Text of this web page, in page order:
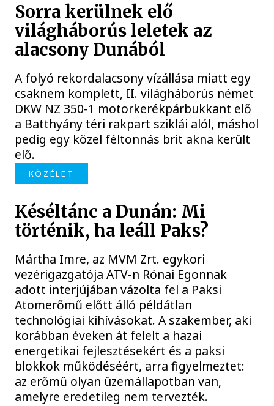
Sorra kerülnek elő
világháborús leletek az
alacsony Dunából
A folyó rekordalacsony vízállása miatt egy
csaknem komplett, II. világháborús német
DKW NZ 350-1 motorkerékpárbukkant elő
a Batthyány téri rakpart sziklái alól, máshol
pedig egy közel féltonnás brit akna került
elő.
KÖZÉLET
Késéltánc a Dunán: Mi
történik, ha leáll Paks?
Mártha Imre, az MVM Zrt. egykori
vezérigazgatója ATV-n Rónai Egonnak
adott interjújában vázolta fel a Paksi
Atomerőmű előtt álló példátlan
technológiai kihívásokat. A szakember, aki
korábban éveken át felelt a hazai
energetikai fejlesztésekért és a paksi
blokkok működéséért, arra figyelmeztet:
az erőmű olyan üzemállapotban van,
amelyre eredetileg nem tervezték.